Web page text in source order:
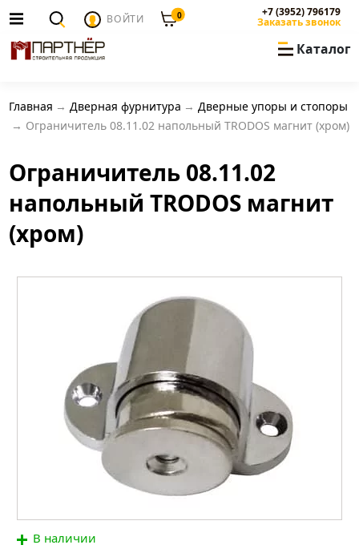
ВОЙТИ 0 +7 (3952) 796179
Заказать звонок
Каталог
Главная Дверная фурнитура
Дверные упоры и стопоры
Ограничитель 08.11.02 напольный TRODOS магнит (хром)
Ограничитель 08.11.02
напольный TRODOS магнит
(хром)
В наличии